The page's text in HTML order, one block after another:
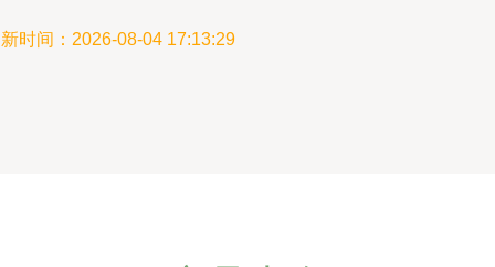
时间：2026-08-04 17:13:29